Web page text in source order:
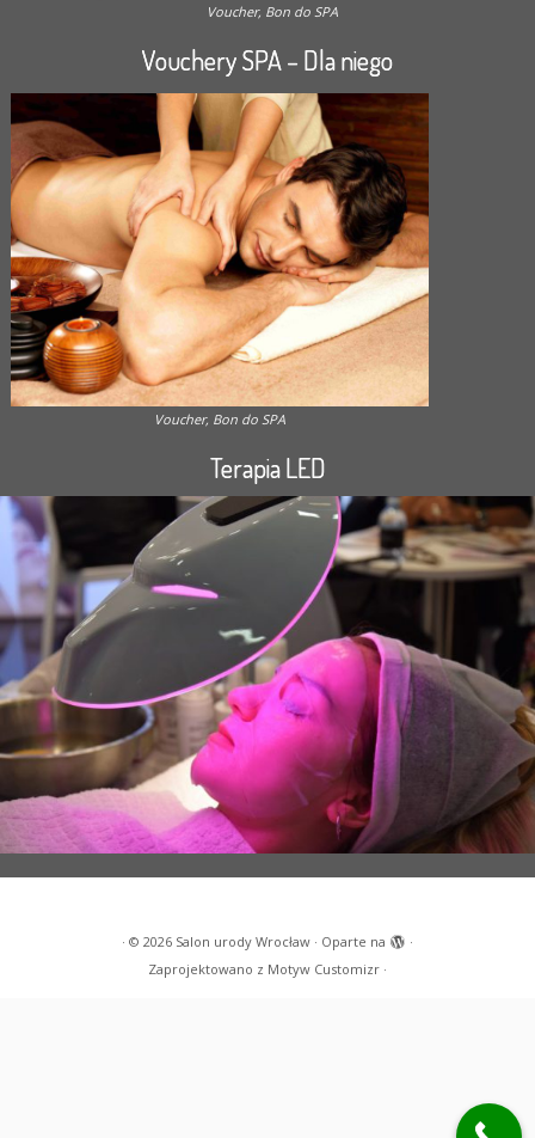
Voucher, Bon do SPA
Vouchery SPA – Dla niego
Voucher, Bon do SPA
Terapia LED
· © 2026 Salon urody Wrocław · Oparte na
·
Zaprojektowano z Motyw Customizr ·